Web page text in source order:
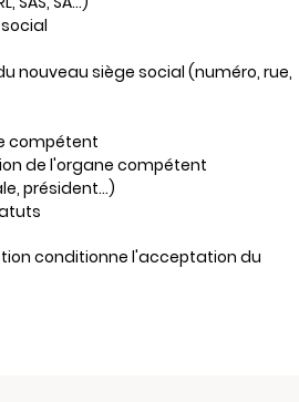
nouveau siège social (numéro, rue,
compétent
de l'organe compétent
président...)
conditionne l'acceptation du